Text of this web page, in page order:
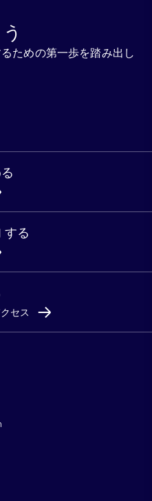
ための第一歩を踏み出し
する
セス